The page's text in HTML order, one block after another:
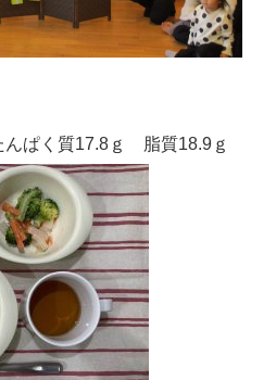
ぱく質17.8ｇ 脂質18.9ｇ